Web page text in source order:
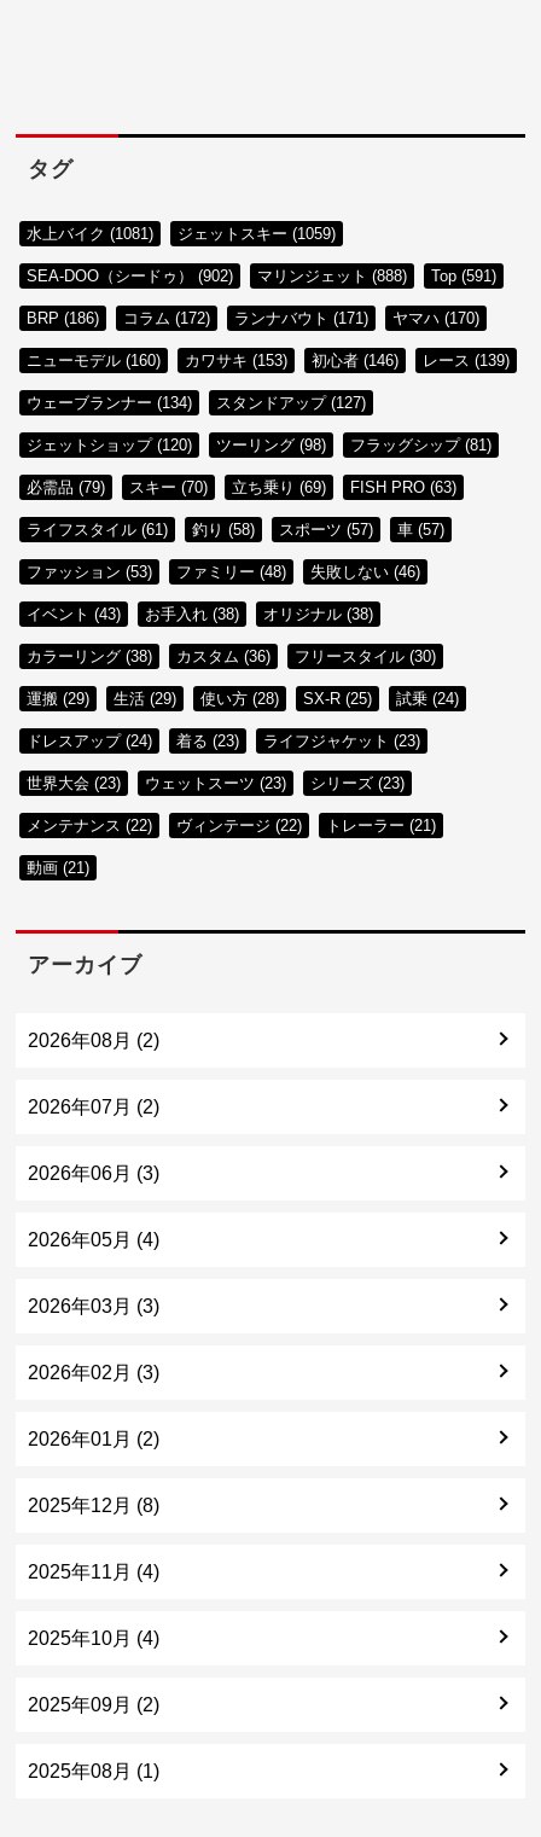
タグ
水上バイク (1081) ジェットスキー (1059)
SEA-DOO（シードゥ） (902) マリンジェット (888) Top (591)
BRP (186) コラム (172) ランナバウト (171) ヤマハ (170)
ニューモデル (160) カワサキ (153) 初心者 (146) レース (139)
ウェーブランナー (134) スタンドアップ (127)
ジェットショップ (120) ツーリング (98) フラッグシップ (81)
必需品 (79) スキー (70) 立ち乗り (69) FISH PRO (63)
ライフスタイル (61) 釣り (58) スポーツ (57) 車 (57)
ファッション (53) ファミリー (48) 失敗しない (46)
イベント (43) お手入れ (38) オリジナル (38)
カラーリング (38) カスタム (36) フリースタイル (30)
運搬 (29) 生活 (29) 使い方 (28) SX-R (25) 試乗 (24)
ドレスアップ (24) 着る (23) ライフジャケット (23)
世界大会 (23) ウェットスーツ (23) シリーズ (23)
メンテナンス (22) ヴィンテージ (22) トレーラー (21)
動画 (21)
アーカイブ
2026年08月 (2)
2026年07月 (2)
2026年06月 (3)
2026年05月 (4)
2026年03月 (3)
2026年02月 (3)
2026年01月 (2)
2025年12月 (8)
2025年11月 (4)
2025年10月 (4)
2025年09月 (2)
2025年08月 (1)